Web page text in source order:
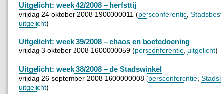
Uitgelicht: week 42/2008 – herfsttij
vrijdag 24 oktober 2008 1900000011 (persconferentie
uitgelicht)
Uitgelicht: week 39/2008 – chaos en boetedoening
vrijdag 3 oktober 2008 1600000059 (persconferentie, uitgelicht)
Uitgelicht: week 38/2008 – de Stadswinkel
vrijdag 26 september 2008 1600000008 (persconferentie
uitgelicht)